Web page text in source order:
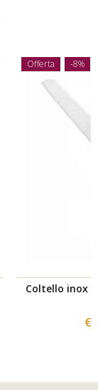
Offerta -8%
Coltello inox
€